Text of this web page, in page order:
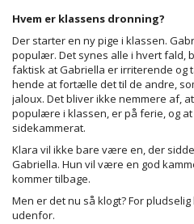
Hvem er klassens dronning?
Der starter en ny pige i klassen.
populær. Det synes alle i hvert fald,
faktisk at Gabriella er irriterende og
hende at fortælle det til de andre,
jaloux. Det bliver ikke nemmere af,
populære i klassen, er på ferie, og
sidekammerat.
Klara vil ikke bare være en, der
Gabriella. Hun vil være en god
kommer tilbage.
Men er det nu så klogt? For
udenfor.